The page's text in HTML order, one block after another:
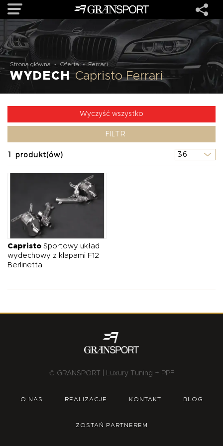
OFERTA
MARKI
O NAS
KONTAKT
O NAS
Strona główna - Oferta - Ferrari
WYDECHCapristo Ferrari
Wyczyść wszystko
FILTR
1 produkt(ów)
Capristo Sportowy układ
wydechowy z klapami F12
Berlinetta
© GRANSPORT | Luxury Tuning + PPF
O NAS REALIZACJE KONTAKT BLOG
ZOSTAŃ PARTNEREM